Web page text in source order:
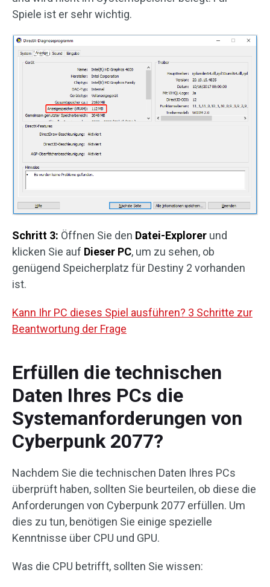
Spiele ist er sehr wichtig.
Schritt 3: Öffnen Sie den Datei-Explorer und
klicken Sie auf Dieser PC, um zu sehen, ob
genügend Speicherplatz für Destiny 2 vorhanden
ist.
Kann Ihr PC dieses Spiel ausführen? 3 Schritte zur
Beantwortung der Frage
Erfüllen die technischen
Daten Ihres PCs die
Systemanforderungen von
Cyberpunk 2077?
Nachdem Sie die technischen Daten Ihres PCs
überprüft haben, sollten Sie beurteilen, ob diese die
Anforderungen von Cyberpunk 2077 erfüllen. Um
dies zu tun, benötigen Sie einige spezielle
Kenntnisse über CPU und GPU.
Was die CPU betrifft, sollten Sie wissen: